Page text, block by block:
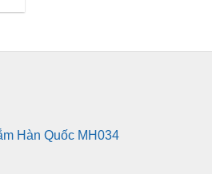
Hàn Quốc MH034